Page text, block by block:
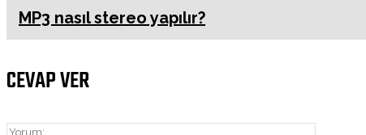
MP3 nasıl stereo yapılır?
CEVAP VER